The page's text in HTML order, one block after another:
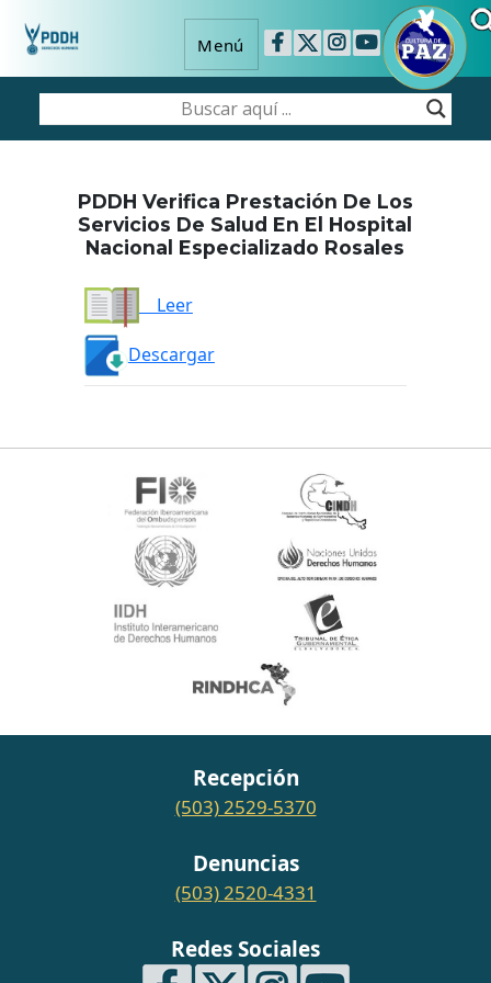
Menú
PDDH Verifica Prestación De Los
Servicios De Salud En El Hospital
Nacional Especializado Rosales
Leer
Descargar
Recepción
(503) 2529-5370
Denuncias
(503) 2520-4331
Redes Sociales